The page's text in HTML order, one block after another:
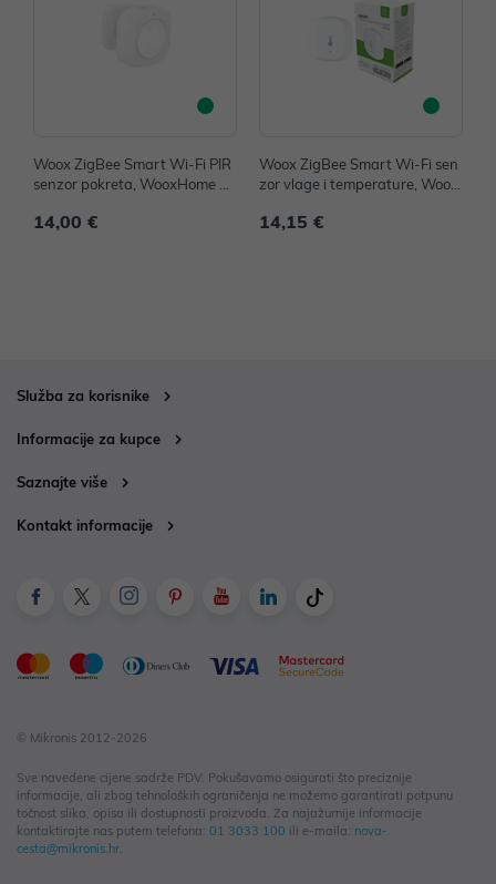
Woox ZigBee Smart Wi-Fi PIR
senzor pokreta, WooxHome ap
14,00 €
Woox ZigBee Smart Wi-Fi sen
zor vlage i temperature, Woox
sistant
14,15 €
Služba za korisnike
Informacije za kupce
Saznajte više
Kontakt informacije
© Mikronis 2012-2026
Sve navedene cijene sadrže PDV. Pokušavamo osigurati što preciznije
informacije, ali zbog tehnoloških ograničenja ne možemo garantirati potpunu
točnost slika, opisa ili dostupnosti proizvoda. Za najažurnije informacije
kontaktirajte nas putem telefona: 01 3033 100 ili e-maila: nova-
cesta@mikronis.hr.